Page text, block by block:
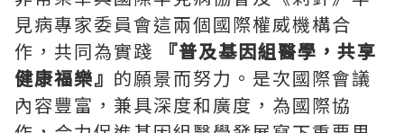
見病專家委員會這兩個國際權威機構合
作，共同為實踐
『普及基因組醫學，共享
健康福樂』 的願景而努力。是次國際會議
內容豐富，兼具深度和廣度，為國際協